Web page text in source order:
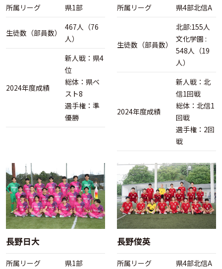
所属リーグ 県1部
生徒数（部員数）
467人（76
人）
2024年度成績
新人戦：県4
位
総体：県ベ
スト8
選手権：準
優勝
所属リーグ 県4部北信A
生徒数（部員数）
北部:155人
文化学園 :
548人（19
人）
2024年度成績
新人戦：北
信1回戦
総体：北信1
回戦
選手権：2回
戦
長野日大
所属リーグ 県1部
長野俊英
所属リーグ 県4部北信A